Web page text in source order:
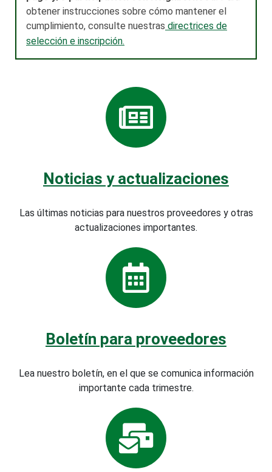
obtener instrucciones sobre cómo mantener el
cumplimiento, consulte nuestras directrices de
selección e inscripción.
Noticias y actualizaciones
Las últimas noticias para nuestros proveedores y otras
actualizaciones importantes.
Boletín para proveedores
Lea nuestro boletín, en el que se comunica información
importante cada trimestre.